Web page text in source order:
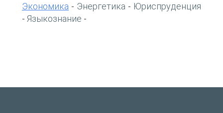
Экономика - Энергетика - Юриспруденция
- Языкознание -